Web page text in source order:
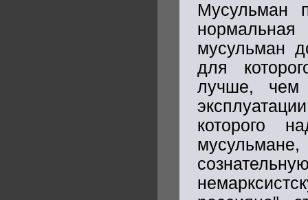
Мусульман
мусульман
для
лучше, чем
которого